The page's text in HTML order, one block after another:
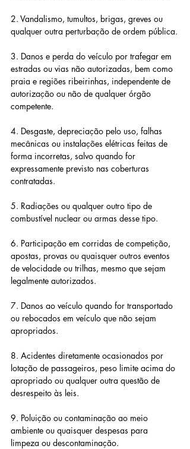
2. Vandalismo, tumultos, brigas, greves ou
qualquer outra perturbação de ordem pública.
3. Danos e perda do veículo por trafegar em
estradas ou vias não autorizadas, bem como
praia e regiões ribeirinhas, independente de
autorização ou não de qualquer órgão
competente.
4. Desgaste, depreciação pelo uso, falhas
mecânicas ou instalações elétricas feitas de
forma incorretas, salvo quando for
expressamente previsto nas coberturas
contratadas.
5. Radiações ou qualquer outro tipo de
combustível nuclear ou armas desse tipo.
6. Participação em corridas de competição,
apostas, provas ou quaisquer outros eventos
de velocidade ou trilhas, mesmo que sejam
legalmente autorizados.
7. Danos ao veículo quando for transportado
ou rebocados em veículo que não sejam
apropriados.
8. Acidentes diretamente ocasionados por
lotação de passageiros, peso limite acima do
apropriado ou qualquer outra questão de
desrespeito às leis.
9. Poluição ou contaminação ao meio
ambiente ou quaisquer despesas para
limpeza ou descontaminação.